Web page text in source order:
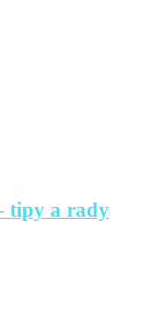
tipy a rady